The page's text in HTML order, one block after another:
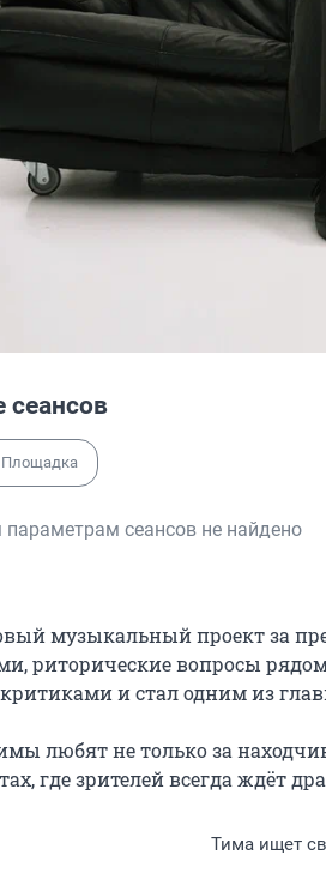
сеансов
Площадка
сеансов не найдено
музыкальный проект за
риторические вопросы
и стал одним из
любят не только за
где зрителей всегда ждёт
Тима ищет